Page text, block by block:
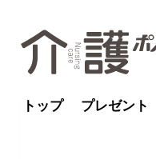
トップ プレゼント